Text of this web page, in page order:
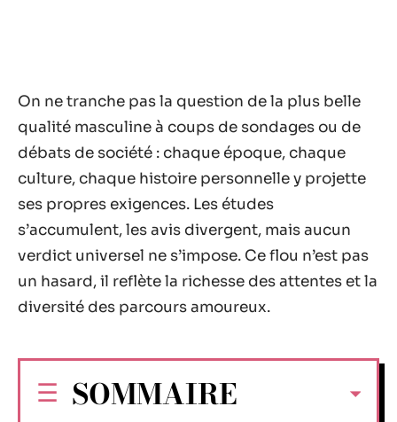
On ne tranche pas la question de la plus belle
qualité masculine à coups de sondages ou de
débats de société : chaque époque, chaque
culture, chaque histoire personnelle y projette
ses propres exigences. Les études
s’accumulent, les avis divergent, mais aucun
verdict universel ne s’impose. Ce flou n’est pas
un hasard, il reflète la richesse des attentes et la
diversité des parcours amoureux.
SOMMAIRE